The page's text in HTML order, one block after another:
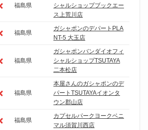
福島県
シャルショップブックエー
ス上荒川店
福島県
ガシャポンのデパートPLA
NT-5 大玉店
福島県
ガシャポンバンダイオフィ
シャルショップTSUTAYA
二本松店
福島県
本屋さんのガシャポンのデ
パートTSUTAYAイオンタ
ウン郡山店
福島県
カプセルパークヨークベニ
マル須賀川西店